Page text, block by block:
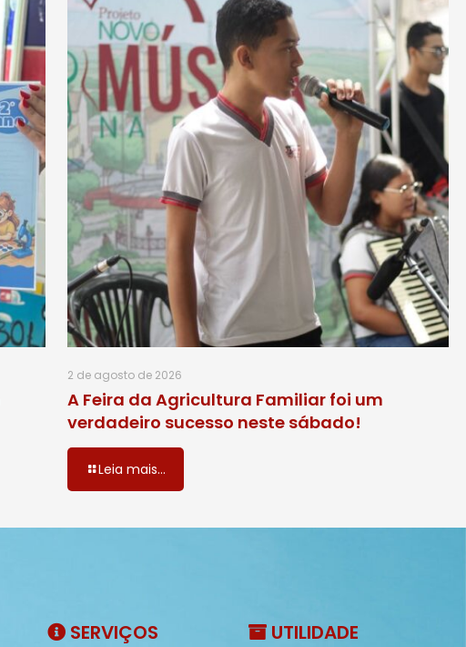
2 de agosto de 2026
A Feira da Agricultura Familiar foi um
verdadeiro sucesso neste sábado!
Leia mais...
SERVIÇOS UTILIDADE